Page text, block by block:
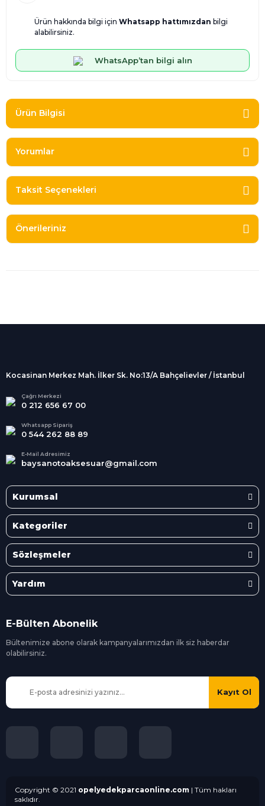
Ürün hakkında bilgi için Whatsapp hattımızdan bilgi
alabilirsiniz.
WhatsApp’tan bilgi alın
Ürün Bilgisi
Yorumlar
Taksit Seçenekleri
Önerileriniz
Alışveriş
kargolanmaktadır.
Tüm Kredi Kartlarına taksit
seçenekleri
Kocasinan Merkez Mah. İlker Sk. No:13/A Bahçelievler / İstanbul
Çağrı Merkezi
0 212 656 67 00
Whatsapp Sipariş
0 544 262 88 89
E-Mail Adresimiz
baysanotoaksesuar@gmail.com
Kurumsal
Kategoriler
Sözleşmeler
Yardım
E-Bülten Abonelik
Bültenimize abone olarak kampanyalarımızdan ilk siz haberdar
olabilirsiniz.
Kayıt Ol
Copyright © 2021 opelyedekparcaonline.com | Tüm hakları
saklıdır.